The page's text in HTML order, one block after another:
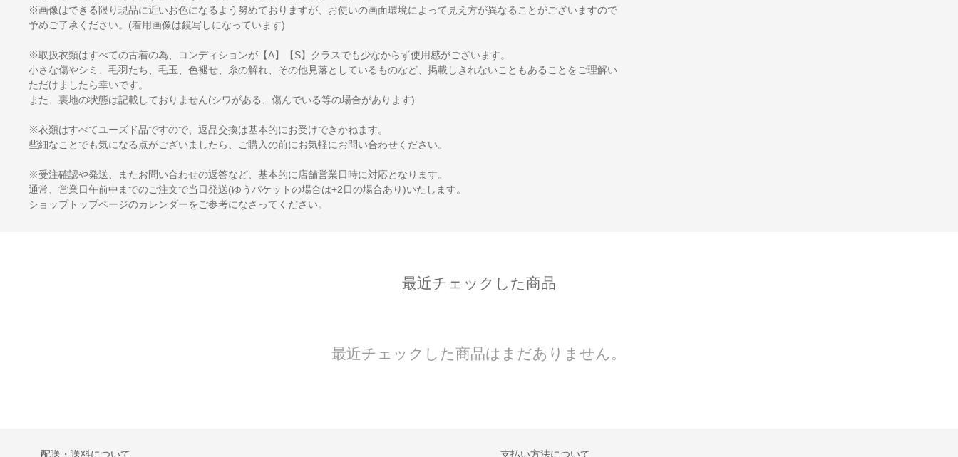
※画像はできる限り現品に近いお色になるよう努めておりますが、お使いの画面環境によって見え方が異なることがございますので
予めご了承ください。(着用画像は鏡写しになっています)
※取扱衣類はすべての古着の為、コンディションが【A】【S】クラスでも少なからず使用感がございます。
小さな傷やシミ、毛羽たち、毛玉、色褪せ、糸の解れ、その他見落としているものなど、掲載しきれないこともあることをご理解い
ただけましたら幸いです。
また、裏地の状態は記載しておりません(シワがある、傷んでいる等の場合があります)
※衣類はすべてユーズド品ですので、返品交換は基本的にお受けできかねます。
些細なことでも気になる点がございましたら、ご購入の前にお気軽にお問い合わせください。
※受注確認や発送、またお問い合わせの返答など、基本的に店舗営業日時に対応となります。
通常、営業日午前中までのご注文で当日発送(ゆうパケットの場合は+2日の場合あり)いたします。
ショップトップページのカレンダーをご参考になさってください。
最近チェックした商品
最近チェックした商品はまだありません。
配送・送料について 支払い方法について